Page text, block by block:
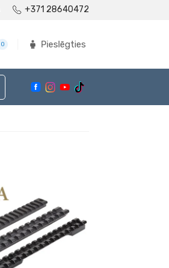
+371 28640472
0 Pieslēgties